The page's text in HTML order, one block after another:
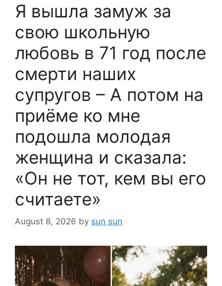
Я вышла замуж за
свою школьную
любовь в 71 год после
смерти наших
супругов – А потом на
приёме ко мне
подошла молодая
женщина и сказала:
«Он не тот, кем вы его
считаете»
August 8, 2026 by sun sun